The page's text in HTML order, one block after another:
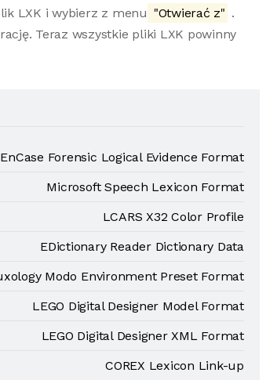
LXK i wybierz z menu "Otwierać z" .
Teraz wszystkie pliki LXK powinny
EnCase Forensic Logical Evidence Format
Microsoft Speech Lexicon Format
LCARS X32 Color Profile
EDictionary Reader Dictionary Data
Modo Environment Preset Format
LEGO Digital Designer Model Format
LEGO Digital Designer XML Format
COREX Lexicon Link-up